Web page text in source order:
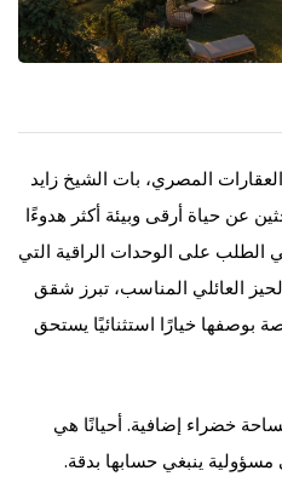
المصري، بات الشيخ زايد
عن حياة أرقى وبيئة أكثر هدوءًا
الطلب على الوحدات الراقية التي
العائلي المناسب، تبرز شقق
بوصفها خيارًا استثنائيًا يستحق
خضراء إضافية. أحيانًا هي
ينبغي حسابها بدقة.